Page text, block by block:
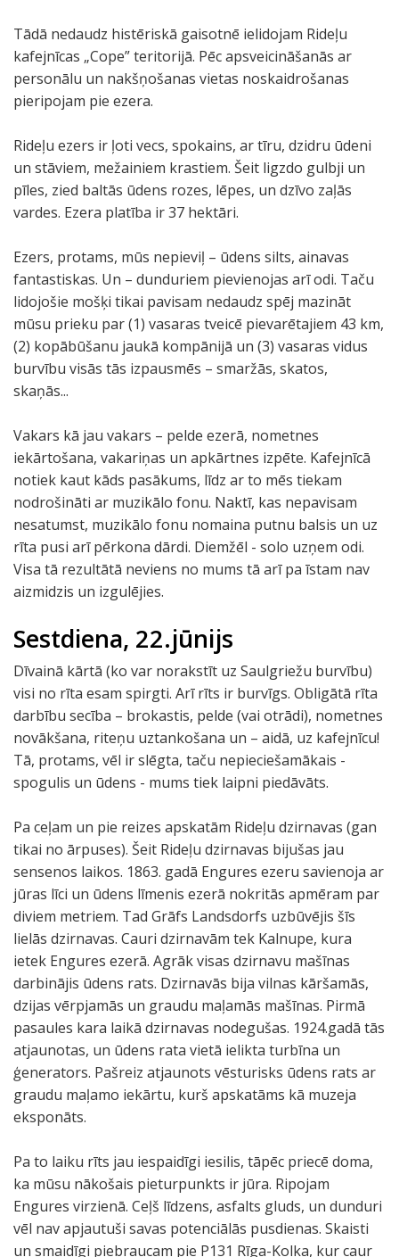
Tādā nedaudz histēriskā gaisotnē ielidojam Rideļu
kafejnīcas „Cope” teritorijā. Pēc apsveicināšanās ar
personālu un nakšņošanas vietas noskaidrošanas
pieripojam pie ezera.
Rideļu ezers ir ļoti vecs, spokains, ar tīru, dzidru ūdeni
un stāviem, mežainiem krastiem. Šeit ligzdo gulbji un
pīles, zied baltās ūdens rozes, lēpes, un dzīvo zaļās
vardes. Ezera platība ir 37 hektāri.
Ezers, protams, mūs nepieviļ – ūdens silts, ainavas
fantastiskas. Un – dunduriem pievienojas arī odi. Taču
lidojošie mošķi tikai pavisam nedaudz spēj mazināt
mūsu prieku par (1) vasaras tveicē pievarētajiem 43 km,
(2) kopābūšanu jaukā kompānijā un (3) vasaras vidus
burvību visās tās izpausmēs – smaržās, skatos,
skaņās...
Vakars kā jau vakars – pelde ezerā, nometnes
iekārtošana, vakariņas un apkārtnes izpēte. Kafejnīcā
notiek kaut kāds pasākums, līdz ar to mēs tiekam
nodrošināti ar muzikālo fonu. Naktī, kas nepavisam
nesatumst, muzikālo fonu nomaina putnu balsis un uz
rīta pusi arī pērkona dārdi. Diemžēl - solo uzņem odi.
Visa tā rezultātā neviens no mums tā arī pa īstam nav
aizmidzis un izgulējies.
Sestdiena, 22.jūnijs
Dīvainā kārtā (ko var norakstīt uz Saulgriežu burvību)
visi no rīta esam spirgti. Arī rīts ir burvīgs. Obligātā rīta
darbību secība – brokastis, pelde (vai otrādi), nometnes
novākšana, riteņu uztankošana un – aidā, uz kafejnīcu!
Tā, protams, vēl ir slēgta, taču nepieciešamākais -
spogulis un ūdens - mums tiek laipni piedāvāts.
Pa ceļam un pie reizes apskatām Rideļu dzirnavas (gan
tikai no ārpuses). Šeit Rideļu dzirnavas bijušas jau
sensenos laikos. 1863. gadā Engures ezeru savienoja ar
jūras līci un ūdens līmenis ezerā nokritās apmēram par
diviem metriem. Tad Grāfs Landsdorfs uzbūvējis šīs
lielās dzirnavas. Cauri dzirnavām tek Kalnupe, kura
ietek Engures ezerā. Agrāk visas dzirnavu mašīnas
darbinājis ūdens rats. Dzirnavās bija vilnas kāršamās,
dzijas vērpjamās un graudu maļamās mašīnas. Pirmā
pasaules kara laikā dzirnavas nodegušas. 1924.gadā tās
atjaunotas, un ūdens rata vietā ielikta turbīna un
ģenerators. Pašreiz atjaunots vēsturisks ūdens rats ar
graudu maļamo iekārtu, kurš apskatāms kā muzeja
eksponāts.
Pa to laiku rīts jau iespaidīgi iesilis, tāpēc priecē doma,
ka mūsu nākošais pieturpunkts ir jūra. Ripojam
Engures virzienā. Ceļš līdzens, asfalts gluds, un dunduri
vēl nav apjautuši savas potenciālās pusdienas. Skaisti
un smaidīgi piebraucam pie P131 Rīga-Kolka, kur caur